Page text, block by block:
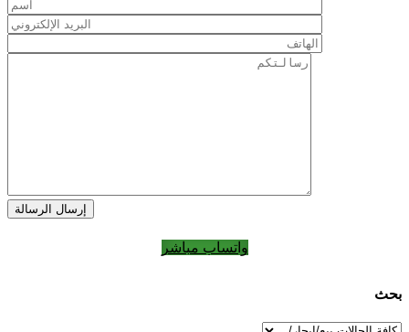
إرسال الرسالة
واتساب مباشر
بحث